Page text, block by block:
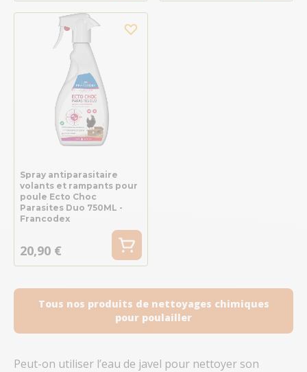
Spray antiparasitaire
volants et rampants pour
poule Ecto Choc
Parasites Duo 750ML -
Francodex
20,90 €
Tous nos produits de nettoyages chimiques
pour poulailler
Peut-on utiliser l’eau de javel pour nettoyer son